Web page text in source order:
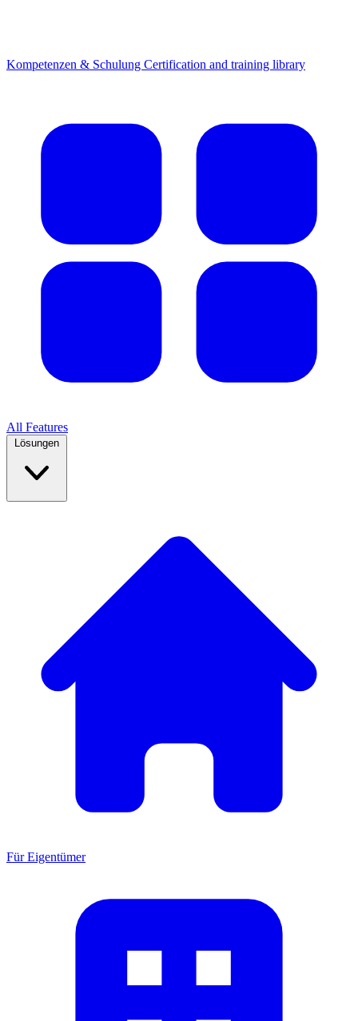
Kompetenzen & Schulung Certification and training library
All Features
Für Eigentümer